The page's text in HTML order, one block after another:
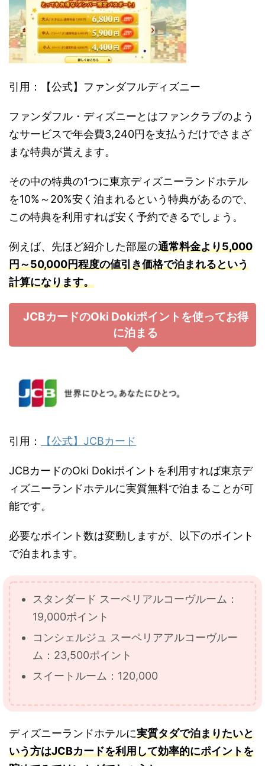
引用：【公式】ファンダフルディズニー
ファンダフル・ディズニーとはファンクラブのよう
なサービスで年会費3,240円を支払うだけでさまざ
まな特典が貰えます。
その中の特典の1つに東京ディズニーランドホテル
を10%～20%安く泊まれるという特典があるので、
この特典を利用すれば安く予約できるでしょう。
例えば、先ほど紹介した部屋の通常料金より5,000
円～50,000円程度の値引き価格で泊まれるという
計算になります。
JCBカードのOki Dokiポイントを使ってお得
に泊まる
引用： 【公式】JCBカード
JCBカードのOki Dokiポイントを利用すれば東京デ
ィズニーランドホテルに実質無料で泊まることが可
能です。
必要なポイント数は変動しますが、以下のポイント
で泊まれます。
スタンダード スーペリアルコーヴルーム：
19,000ポイント
コンシェルジュ スーペリアアルコーヴルー
ム：23,500ポイント
スイートルーム：120,000
ディズニーランドホテルに実質タダで泊まりたいと
いう方はJCBカードを利用して効率的にポイントを